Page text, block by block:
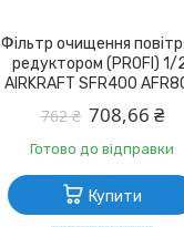
Фільтр очищення
редуктором (PROFI) 1/
AIRKRAFT SFR400
762 ₴ 708,66 ₴
Готово до відправки
Купити